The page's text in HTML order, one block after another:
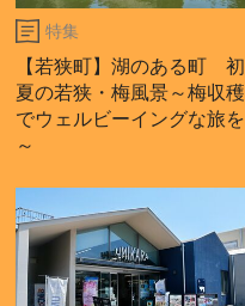
特集
【若狭町】湖のある町 初
夏の若狭・梅風景～梅収穫
でウェルビーイングな旅を
～